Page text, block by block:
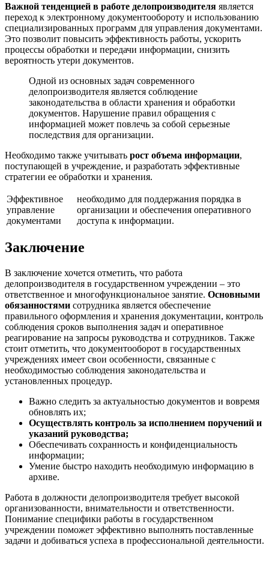
Важной тенденцией в работе делопроизводителя является
переход к электронному документообороту и использованию
специализированных программ для управления документами.
Это позволит повысить эффективность работы, ускорить
процессы обработки и передачи информации, снизить
вероятность утери документов.
Одной из основных задач современного
делопроизводителя является соблюдение
законодательства в области хранения и обработки
документов. Нарушение правил обращения с
информацией может повлечь за собой серьезные
последствия для организации.
Необходимо также учитывать рост объема информации,
поступающей в учреждение, и разработать эффективные
стратегии ее обработки и хранения.
Эффективное
управление
документами
необходимо для поддержания порядка в
организации и обеспечения оперативного
доступа к информации.
Заключение
В заключение хочется отметить, что работа
делопроизводителя в государственном учреждении – это
ответственное и многофункциональное занятие. Основными
обязанностями сотрудника является обеспечение
правильного оформления и хранения документации, контроль
соблюдения сроков выполнения задач и оперативное
реагирование на запросы руководства и сотрудников. Также
стоит отметить, что документооборот в государственных
учреждениях имеет свои особенности, связанные с
необходимостью соблюдения законодательства и
установленных процедур.
Важно следить за актуальностью документов и вовремя
обновлять их;
Осуществлять контроль за исполнением поручений и
указаний руководства;
Обеспечивать сохранность и конфиденциальность
информации;
Умение быстро находить необходимую информацию в
архиве.
Работа в должности делопроизводителя требует высокой
организованности, внимательности и ответственности.
Понимание специфики работы в государственном
учреждении поможет эффективно выполнять поставленные
задачи и добиваться успеха в профессиональной деятельности.